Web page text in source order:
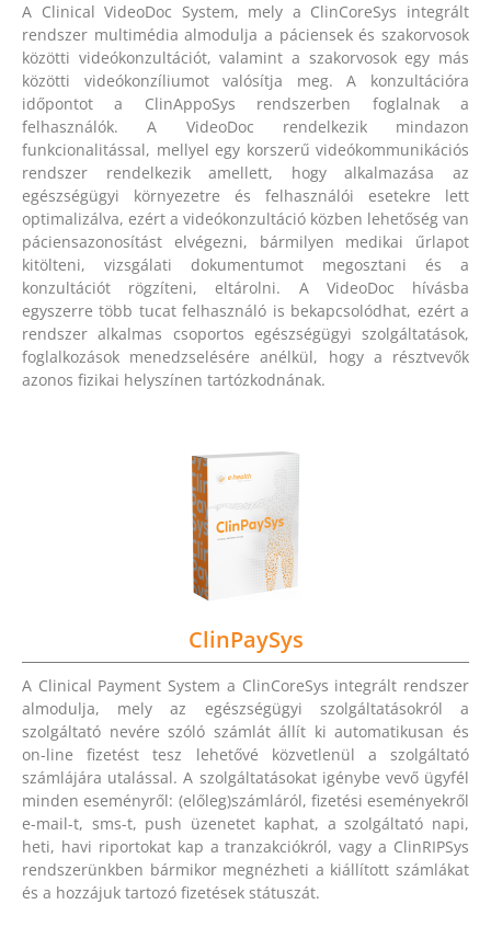
A Clinical VideoDoc System, mely a ClinCoreSys integrált
rendszer multimédia almodulja a páciensek és szakorvosok
közötti videókonzultációt, valamint a szakorvosok egy más
közötti videókonzíliumot valósítja meg. A konzultációra
időpontot a ClinAppoSys rendszerben foglalnak a
felhasználók. A VideoDoc rendelkezik mindazon
funkcionalitással, mellyel egy korszerű videókommunikációs
rendszer rendelkezik amellett, hogy alkalmazása az
egészségügyi környezetre és felhasználói esetekre lett
optimalizálva, ezért a videókonzultáció közben lehetőség van
páciensazonosítást elvégezni, bármilyen medikai űrlapot
kitölteni, vizsgálati dokumentumot megosztani és a
konzultációt rögzíteni, eltárolni. A VideoDoc hívásba
egyszerre több tucat felhasználó is bekapcsolódhat, ezért a
rendszer alkalmas csoportos egészségügyi szolgáltatások,
foglalkozások menedzselésére anélkül, hogy a résztvevők
azonos fizikai helyszínen tartózkodnának.
ClinPaySys
A Clinical Payment System a ClinCoreSys integrált rendszer
almodulja, mely az egészségügyi szolgáltatásokról a
szolgáltató nevére szóló számlát állít ki automatikusan és
on-line fizetést tesz lehetővé közvetlenül a szolgáltató
számlájára utalással. A szolgáltatásokat igénybe vevő ügyfél
minden eseményről: (előleg)számláról, fizetési eseményekről
e-mail-t, sms-t, push üzenetet kaphat, a szolgáltató napi,
heti, havi riportokat kap a tranzakciókról, vagy a ClinRIPSys
rendszerünkben bármikor megnézheti a kiállított számlákat
és a hozzájuk tartozó fizetések státuszát.